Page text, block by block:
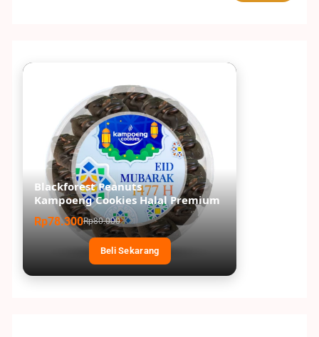
Blackforest Peanuts
Kampoeng Cookies Halal Premium
Rp78.300Rp80.000
Beli Sekarang